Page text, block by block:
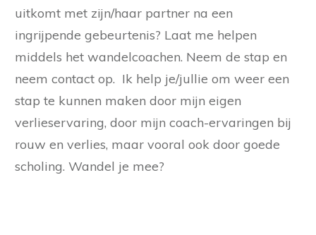
uitkomt met zijn/haar partner na een
ingrijpende gebeurtenis? Laat me helpen
middels het wandelcoachen. Neem de stap en
neem contact op. Ik help je/jullie om weer een
stap te kunnen maken door mijn eigen
verlieservaring, door mijn coach-ervaringen bij
rouw en verlies, maar vooral ook door goede
scholing. Wandel je mee?